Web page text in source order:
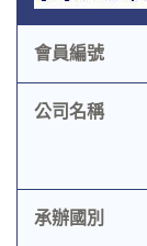
會員編號
公司名稱
承辦國別